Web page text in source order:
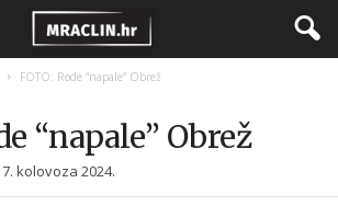
FOTO: Rode “napale” Obrež
“napale” Obrež
7. kolovoza 2024.